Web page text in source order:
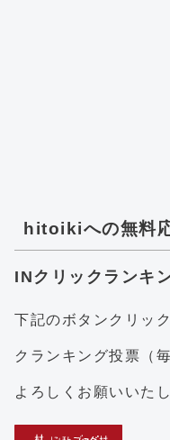
hitoikiへの無料
INクリックランキ
下記のボタンクリッ
クランキング投票（
よろしくお願いいたし